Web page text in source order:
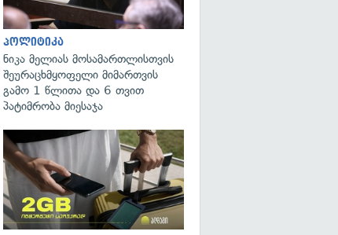
გადახედვა
პოლიტიკა
ნიკა მელიას მოსამართლისთვის
შეურაცხმყოფელი მიმართვის
გამო 1 წლითა და 6 თვით
პატიმრობა მიესაჯა